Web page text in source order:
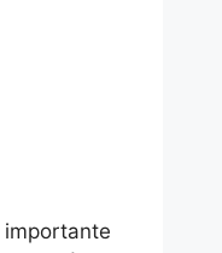
importante